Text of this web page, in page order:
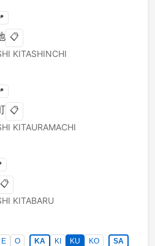
📋
KITASHINCHI
📋
KITAURAMACHI
📋
KITABARU
E O KA KI KU KO
SA